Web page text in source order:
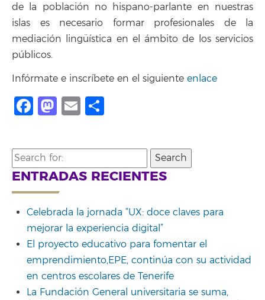
de la población no hispano-parlante en nuestras
islas es necesario formar profesionales de la
mediación lingüística en el ámbito de los servicios
públicos.
Infórmate e inscríbete en el siguiente enlace
Facebook
Mastodon
Email
Search
for:
ENTRADAS RECIENTES
Celebrada la jornada “UX: doce claves para
mejorar la experiencia digital”
El proyecto educativo para fomentar el
emprendimiento,EPE, continúa con su actividad
en centros escolares de Tenerife
La Fundación General universitaria se suma,